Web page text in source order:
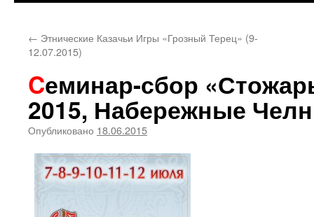
← Этнические Казачьи Игры «Грозный Терец» (9-
12.07.2015)
Cеминар-сбор «Стожары-2015» (7 -12 июля
2015, Набережные
Опубликовано 18.06.2015